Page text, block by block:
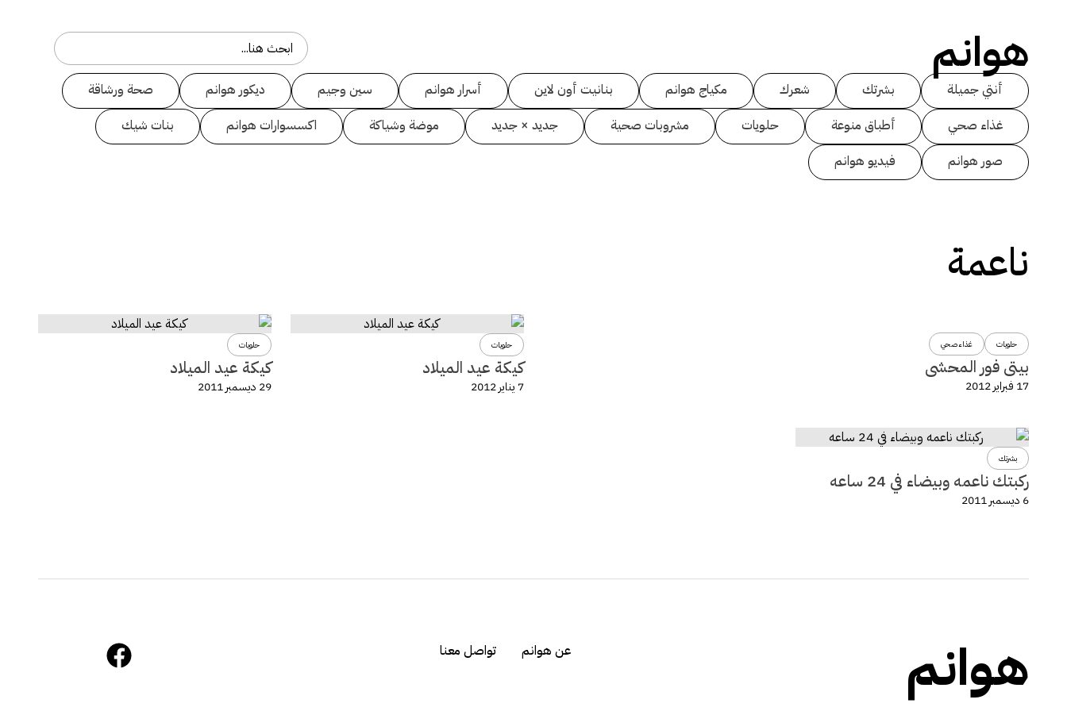
هوانم
أنتي جميلة بشرتك شعرك مكياج هوانم بنانيت أون لاين أسرار هوانم سين وجيم ديكور هوانم
صحة ورشاقة
غذاء صحي
أطباق منوعة حلويات مشروبات صحية جديد × جديد موضة وشياكة اكسسوارات هوانم
بنات شيك
صور هوانم
فيديو هوانم
ناعمة
حلويات غذاء صحي
بيتى فور المحشى
17 فبراير 2012
حلويات
كيكة عيد الميلاد
7 يناير 2012
حلويات
كيكة عيد الميلاد
29 ديسمبر 2011
بشرتك
ركبتك ناعمه وبيضاء في 24 ساعه
6 ديسمبر 2011
هوانم عن هوانم تواصل معنا